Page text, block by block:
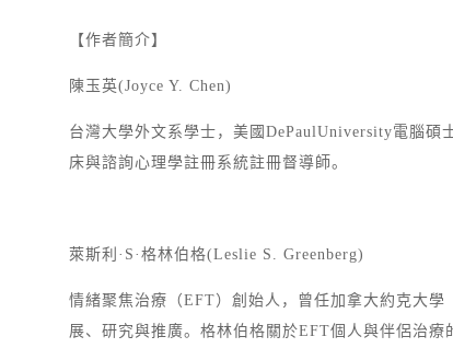
【作者簡介】
陳玉英(Joyce Y. Chen)
台灣大學外文系學士，美國DePaulUniversity電腦
床與諮詢心理學註冊系統註冊督導師。
萊斯利·S·格林伯格(Leslie S. Greenberg)
情緒聚焦治療（EFT）創始人，曾任加拿大約克大
展、研究與推廣。格林伯格關於EFT個人與伴侶治